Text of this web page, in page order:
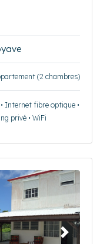
(2 chambres)
Internet fibre optique •
privé • WiFi
Suivant